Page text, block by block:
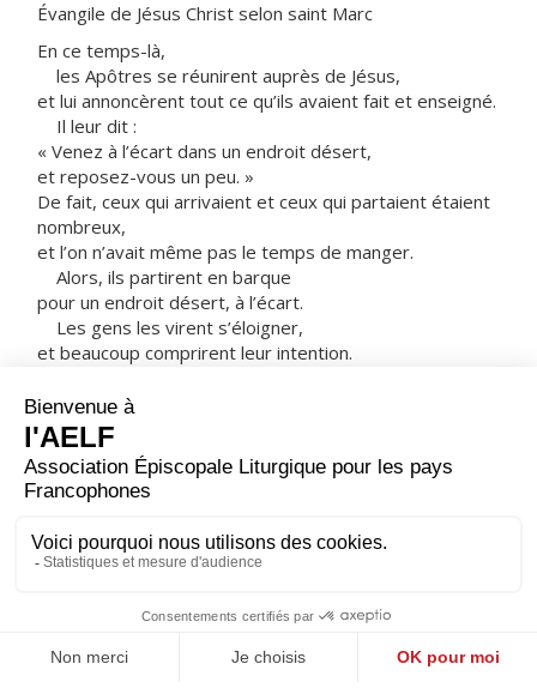
Évangile de Jésus Christ selon saint Marc
En ce temps-là,
les Apôtres se réunirent auprès de Jésus,
et lui annoncèrent tout ce qu’ils avaient fait et enseigné.
Il leur dit :
« Venez à l’écart dans un endroit désert,
et reposez-vous un peu. »
De fait, ceux qui arrivaient et ceux qui partaient étaient
nombreux,
et l’on n’avait même pas le temps de manger.
Alors, ils partirent en barque
pour un endroit désert, à l’écart.
Les gens les virent s’éloigner,
et beaucoup comprirent leur intention.
ils coururent là-bas
et arrivèrent avant eux.
En débarquant, Jésus vit une grande foule.
Il fut saisi de compassion envers eux,
parce qu’ils étaient comme des brebis sans berger.
Alors, il se mit à les enseigner longuement.
– Acclamons la Parole de Dieu.